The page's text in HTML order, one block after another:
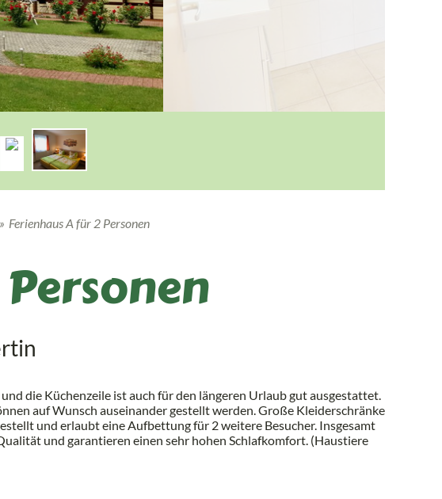
» Ferienhaus A für 2 Personen
die Küchenzeile ist auch für den längeren Urlaub gut ausgestattet.
auf Wunsch auseinander gestellt werden. Große Kleiderschränke
und erlaubt eine Aufbettung für 2 weitere Besucher. Insgesamt
und garantieren einen sehr hohen Schlafkomfort. (Haustiere